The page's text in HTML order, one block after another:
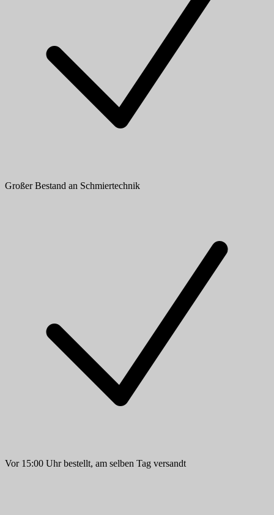
Großer Bestand an Schmiertechnik
Vor 15:00 Uhr bestellt, am selben Tag versandt